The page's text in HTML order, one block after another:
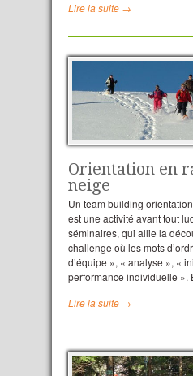
Lire la suite →
Orientation en
neige
Un team building
est une activité avant tout
séminaires, qui allie la
challenge où les mots
d’équipe », « analyse », «
performance individuelle ».
Lire la suite →